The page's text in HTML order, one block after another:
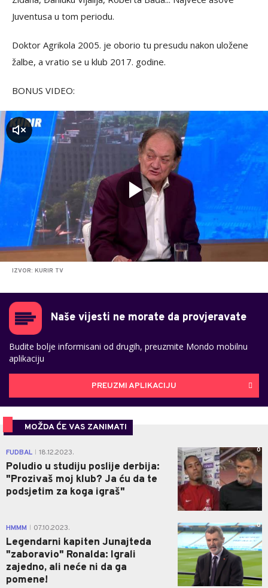
Juventusa u tom periodu.
Doktor Agrikola 2005. je oborio tu presudu nakon uložene
žalbe, a vratio se u klub 2017. godine.
BONUS VIDEO:
IZVOR: KURIR TV
Naše vijesti ne morate da provjeravate
Budite bolje informisani od drugih, preuzmite Mondo mobilnu
aplikaciju
PREUZMI APLIKACIJU
MOŽDA ĆE VAS ZANIMATI
FUDBAL 18.12.2023.
Poludio u studiju poslije derbija:
"Prozivaš moj klub? Ja ću da te
podsjetim za koga igraš"
0
HMMM 07.10.2023.
Legendarni kapiten Junajteda
"zaboravio" Ronalda: Igrali
zajedno, ali neće ni da ga
pomene!
0